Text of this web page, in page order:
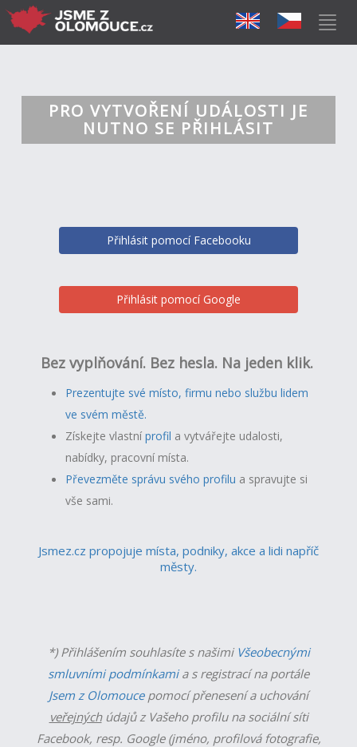
PRO VYTVOŘENÍ UDÁLOSTI JE
NUTNO SE PŘIHLÁSIT
Přihlásit pomocí Facebooku
Přihlásit pomocí Google
Bez vyplňování. Bez hesla. Na jeden klik.
Prezentujte své místo, firmu nebo službu lidem
ve svém městě.
Získejte vlastníprofil a vytvářejte udalosti,
nabídky, pracovní místa.
Převezměte správu svého profilu a spravujte si
vše sami.
Jsmez.cz propojuje místa, podniky, akce a lidi napříč
městy.
*) Přihlášením souhlasíte s našimi Všeobecnými
smluvními podmínkamia s registrací na portále
Jsem z Olomoucepomocí přenesení a uchování
veřejnýchúdajů z Vašeho profilu na sociální síti
Facebook, resp. Google (jméno, profilová fotografie,